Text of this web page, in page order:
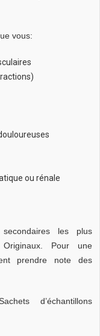
vous:
ou rénale
les plus
Originaux. Pour une
prendre note des
d’échantillons